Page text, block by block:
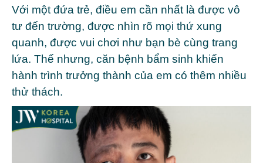
Với một đứa trẻ, điều em cần nhất là được vô
tư đến trường, được nhìn rõ mọi thứ xung
quanh, được vui chơi như bạn bè cùng trang
lứa. Thế nhưng, căn bệnh bẩm sinh khiến
hành trình trưởng thành của em có thêm nhiều
thử thách.